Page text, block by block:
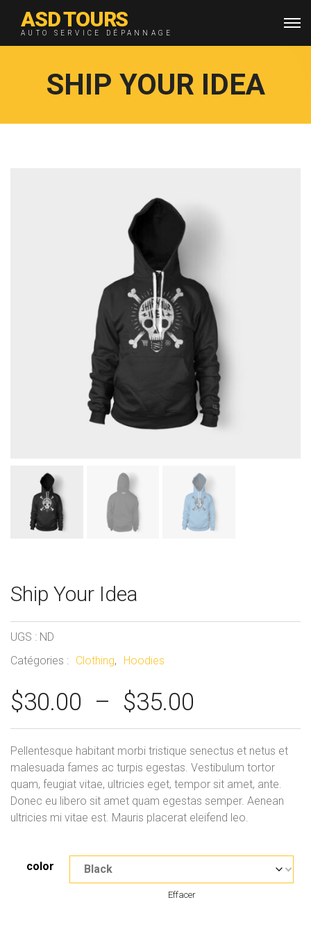
ASD TOURS
AUTO SERVICE DÉPANNAGE
SHIP YOUR IDEA
Ship Your Idea
UGS : ND
Catégories :
Clothing, Hoodies
$30.00 – $35.00
l
a
g
e
d
r
Pellentesque habitant morbi tristique senectus et netus et
malesuada fames ac turpis egestas. Vestibulum tortor
quam, feugiat vitae, ultricies eget, tempor sit amet, ante.
Donec eu libero sit amet quam egestas semper. Aenean
ultricies mi vitae est. Mauris placerat eleifend leo.
color
Effacer